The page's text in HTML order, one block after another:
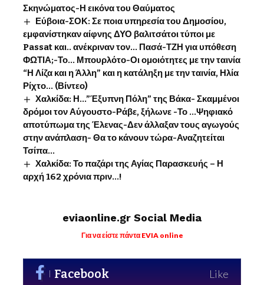
Σκηνώματος-Η εικόνα του Θαύματος
Εύβοια-ΣΟΚ: Σε ποια υπηρεσία του Δημοσίου,
εμφανίστηκαν αίφνης ΔΥΟ βαλιτσάτοι τύποι με
Passat και.. ανέκριναν τον… Πασά-ΤΖΗ για υπόθεση
ΦΩΤΙΑ;-Το… Μπουρλότο-Οι ομοιότητες με την ταινία
“Η Λίζα και η Άλλη” και η κατάληξη με την ταινία, Ηλία
Ρίχτο… (Βίντεο)
Χαλκίδα: Η…”Έξυπνη Πόλη” της Βάκα- Σκαμμένοι
δρόμοι τον Αύγουστο-Ράβε, ξήλωνε -Το …Ψηφιακό
αποτύπωμα της Έλενας-Δεν άλλαξαν τους αγωγούς
στην ανάπλαση- Θα το κάνουν τώρα-Αναζητείται
Τσίπα…
Χαλκίδα: Το παζάρι της Αγίας Παρασκευής – Η
αρχή 162 χρόνια πριν…!
eviaonline.gr Social Media
Για να είστε πάντα EVIA online
Facebook Like